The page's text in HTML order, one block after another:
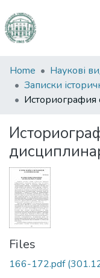
Communities
&
Collections
Statistics
Home
Files
166-172.pdf